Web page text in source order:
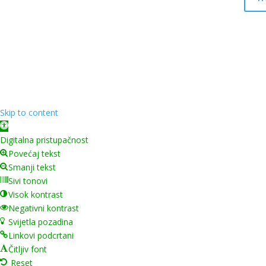
Skip to content
Open toolbar
Digitalna pristupačnost
Povećaj tekst
Smanji tekst
Sivi tonovi
Visok kontrast
Negativni kontrast
Svijetla pozadina
Linkovi podcrtani
Čitljiv font
Reset